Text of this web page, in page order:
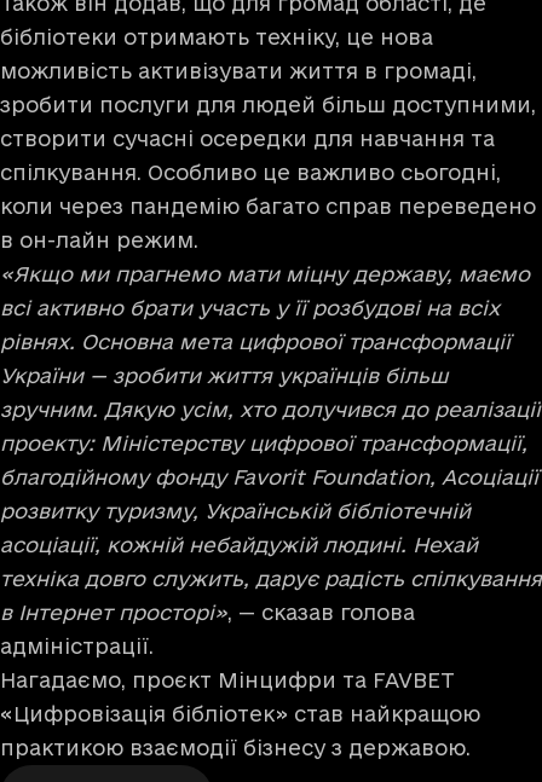
бібліотеки отримають техніку, це нова
можливість активізувати життя в громаді,
зробити послуги для людей більш доступними,
створити сучасні осередки для навчання та
спілкування. Особливо це важливо сьогодні,
коли через пандемію багато справ переведено
в он-лайн режим.
«Якщо ми прагнемо мати міцну державу, маємо
всі активно брати участь у її розбудові на всіх
рівнях. Основна мета цифрової трансформації
України — зробити життя українців більш
зручним. Дякую усім, хто долучився до реалізації
проекту: Міністерству цифрової трансформації,
благодійному фонду Favorit Foundation, Асоціації
розвитку туризму, Українській бібліотечній
асоціації, кожній небайдужій людині. Нехай
техніка довго служить, дарує радість спілкування
в Інтернет просторі», — сказав голова
адміністрації.
Нагадаємо, проєкт Мінцифри та FAVBET
«Цифровізація бібліотек» став найкращою
практикою взаємодії бізнесу з державою.